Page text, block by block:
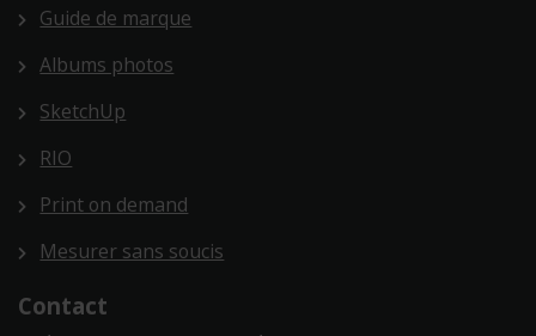
Guide de marque
Albums photos
SketchUp
RIO
Print on demand
Mesurer sans soucis
Contact